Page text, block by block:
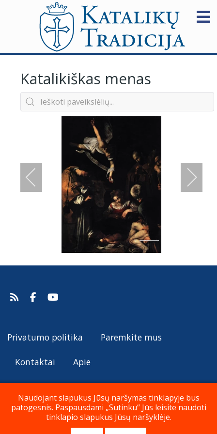
Katalikiškas menas
Privatumo politika Paremkite mus
Kontaktai Apie
© Katalikų Tradicija 2019 - 2026
Naudojant slapukus Jūsų naršymas tinklapyje bus
patogesnis. Paspausdami „Sutinku“ Jūs leisite naudoti
tinklapio slapukus Jūsų naršyklėje.